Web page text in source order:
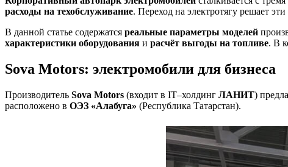
расходы на техобслуживание. Переход на электротягу решает
В данной статье содержатся реальные параметры моделей
характеристики оборудования и расчёт выгоды на топливе. В
Sova Motors: электромобили для бизнеса
Производитель Sova Motors (входит в IT–холдинг ЛАНИТ)
расположено в ОЭЗ «Алабуга» (Республика Татарстан).